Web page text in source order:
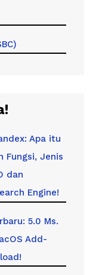
Apa itu
Fungsi, Jenis
dan
Engine!
5.0 Ms.
Add-